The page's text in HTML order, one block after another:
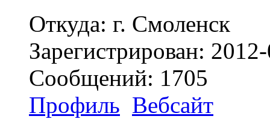
Откуда: г. Смоленск
Зарегистрирован:
Сообщений: 1705
Профиль Вебсайт